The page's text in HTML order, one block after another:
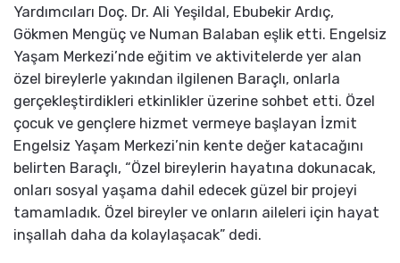
Yardımcıları Doç. Dr. Ali Yeşildal, Ebubekir Ardıç,
Gökmen Mengüç ve Numan Balaban eşlik etti. Engelsiz
Yaşam Merkezi’nde eğitim ve aktivitelerde yer alan
özel bireylerle yakından ilgilenen Baraçlı, onlarla
gerçekleştirdikleri etkinlikler üzerine sohbet etti. Özel
çocuk ve gençlere hizmet vermeye başlayan İzmit
Engelsiz Yaşam Merkezi’nin kente değer katacağını
belirten Baraçlı, “Özel bireylerin hayatına dokunacak,
onları sosyal yaşama dahil edecek güzel bir projeyi
tamamladık. Özel bireyler ve onların aileleri için hayat
inşallah daha da kolaylaşacak” dedi.